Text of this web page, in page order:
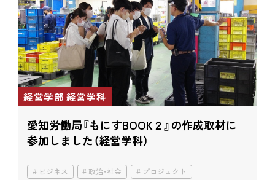
経営学部 経営学科
愛知労働局『もにすBOOK２』の作成取材に
参加しました（経営学科）
ビジネス 政治・社会 プロジェクト